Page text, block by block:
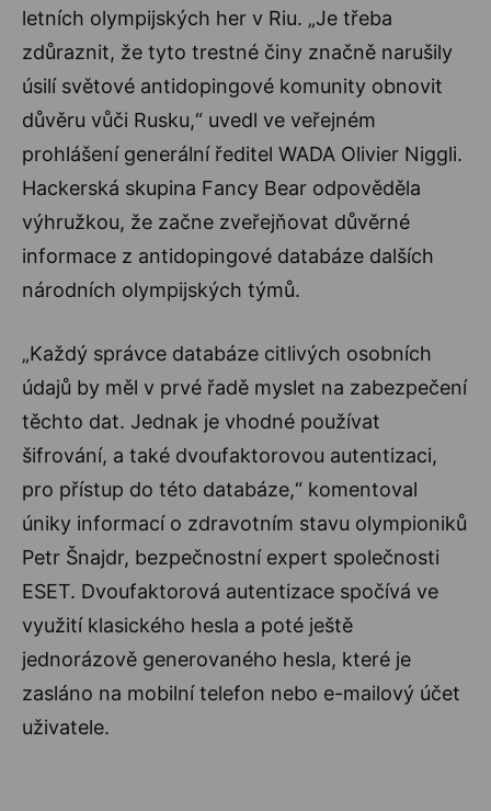
letních olympijských her v Riu. „Je třeba
zdůraznit, že tyto trestné činy značně narušily
úsilí světové antidopingové komunity obnovit
důvěru vůči Rusku,“ uvedl ve veřejném
prohlášení generální ředitel WADA Olivier Niggli.
Hackerská skupina Fancy Bear odpověděla
výhružkou, že začne zveřejňovat důvěrné
informace z antidopingové databáze dalších
národních olympijských týmů.
„Každý správce databáze citlivých osobních
údajů by měl v prvé řadě myslet na zabezpečení
těchto dat. Jednak je vhodné používat
šifrování, a také dvoufaktorovou autentizaci,
pro přístup do této databáze,“ komentoval
úniky informací o zdravotním stavu olympioniků
Petr Šnajdr, bezpečnostní expert společnosti
ESET. Dvoufaktorová autentizace spočívá ve
využití klasického hesla a poté ještě
jednorázově generovaného hesla, které je
zasláno na mobilní telefon nebo e-mailový účet
uživatele.